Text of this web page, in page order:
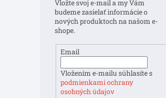
Vložte svoj e-mail a my Vám
budeme zasielať informácie o
nových produktoch na našom e-
shope.
Email
Vložením e-mailu súhlasíte s
podmienkami ochrany
osobných údajov